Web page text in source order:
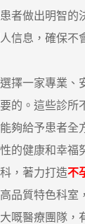
者做出明智的
信息，確保不
選擇一家專業、
的。這些診所
夠給予患者全
的健康和幸福
，著力打造不
品質特色科室
嘅醫療團隊，